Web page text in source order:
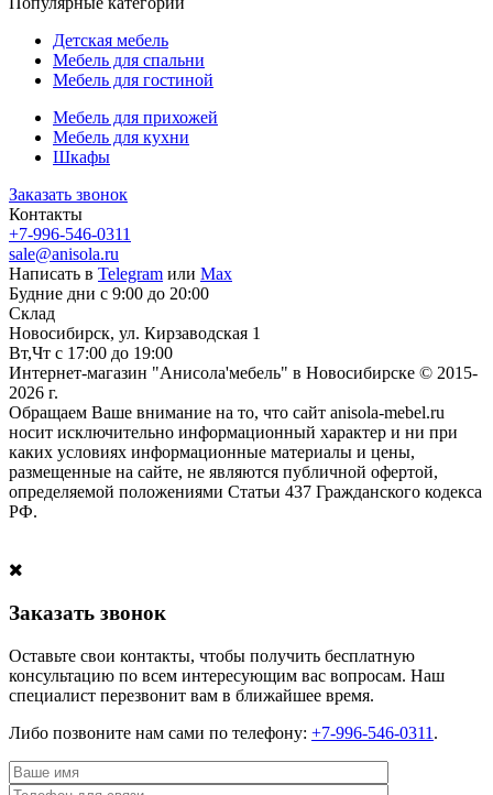
Детская мебель
Мебель для спальни
Мебель для гостиной
Мебель для прихожей
Мебель для кухни
Шкафы
Заказать звонок
Контакты
+7-996-546-0311
sale@anisola.ru
Написать в Telegram или Max
Будние дни с 9:00 до 20:00
Склад
Новосибирск, ул. Кирзаводская 1
Вт,Чт с 17:00 до 19:00
Интернет-магазин "Анисола'мебель" в Новосибирске © 2015-
2026 г.
Обращаем Ваше внимание на то, что сайт anisola-mebel.ru
носит исключительно информационный характер и ни при
каких условиях информационные материалы и цены,
размещенные на сайте, не являются публичной офертой,
определяемой положениями Статьи 437 Гражданского кодекса
РФ.
Заказать звонок
Оставьте свои контакты, чтобы получить бесплатную
консультацию по всем интересующим вас вопросам. Наш
специалист перезвонит вам в ближайшее время.
Либо позвоните нам сами по телефону: +7-996-546-0311 .